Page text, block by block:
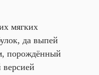
мягких
да выпей
порождённый